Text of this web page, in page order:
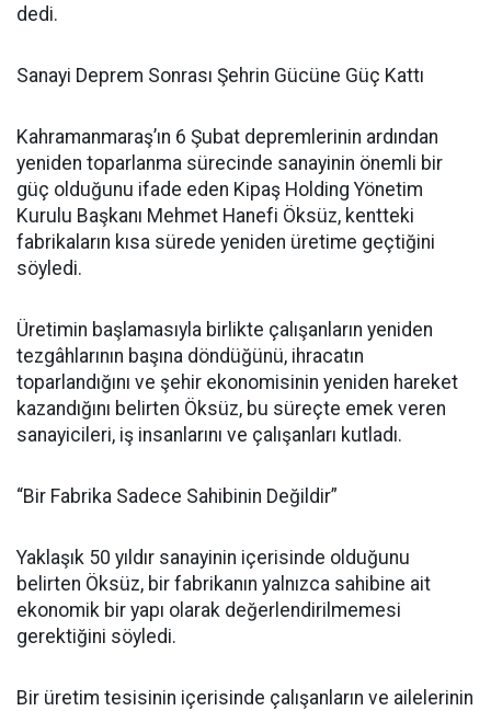
dedi.
Sanayi Deprem Sonrası Şehrin Gücüne Güç Kattı
Kahramanmaraş’ın 6 Şubat depremlerinin ardından
yeniden toparlanma sürecinde sanayinin önemli bir
güç olduğunu ifade eden Kipaş Holding Yönetim
Kurulu Başkanı Mehmet Hanefi Öksüz, kentteki
fabrikaların kısa sürede yeniden üretime geçtiğini
söyledi.
Üretimin başlamasıyla birlikte çalışanların yeniden
tezgâhlarının başına döndüğünü, ihracatın
toparlandığını ve şehir ekonomisinin yeniden hareket
kazandığını belirten Öksüz, bu süreçte emek veren
sanayicileri, iş insanlarını ve çalışanları kutladı.
“Bir Fabrika Sadece Sahibinin Değildir”
Yaklaşık 50 yıldır sanayinin içerisinde olduğunu
belirten Öksüz, bir fabrikanın yalnızca sahibine ait
ekonomik bir yapı olarak değerlendirilmemesi
gerektiğini söyledi.
Bir üretim tesisinin içerisinde çalışanların ve ailelerinin